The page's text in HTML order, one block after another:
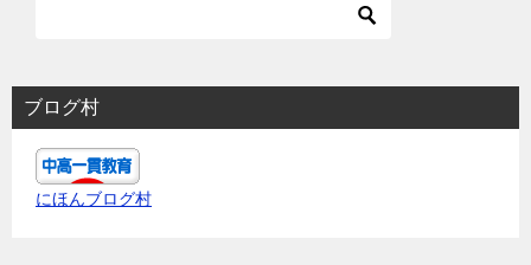
ブログ村
にほんブログ村